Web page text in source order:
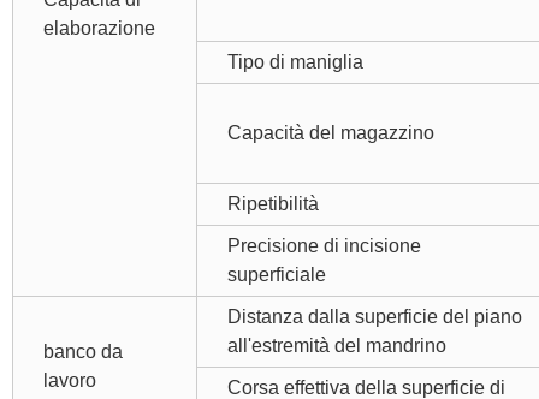
elaborazione
Tipo di maniglia
Capacità del magazzino
Ripetibilità
Precisione di incisione
superficiale
banco da
lavoro
Distanza dalla superficie del piano
all'estremità del mandrino
Corsa effettiva della superficie di